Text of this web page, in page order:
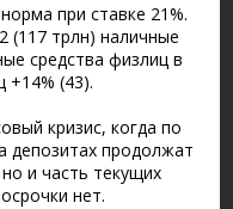
при ставке 21%.
(117 трлн) наличные
средства физлиц в
+14% (43).
кризис, когда по
депозитах продолжат
и часть текущих
нет.